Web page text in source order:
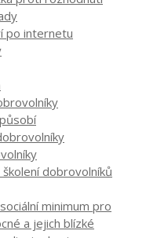
po internetu
školení dobrovolníků
minimum pro
a jejich blízké